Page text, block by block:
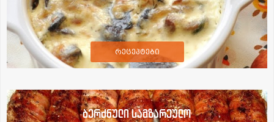
რეცეპტები
ბერძნული სამზარეულო